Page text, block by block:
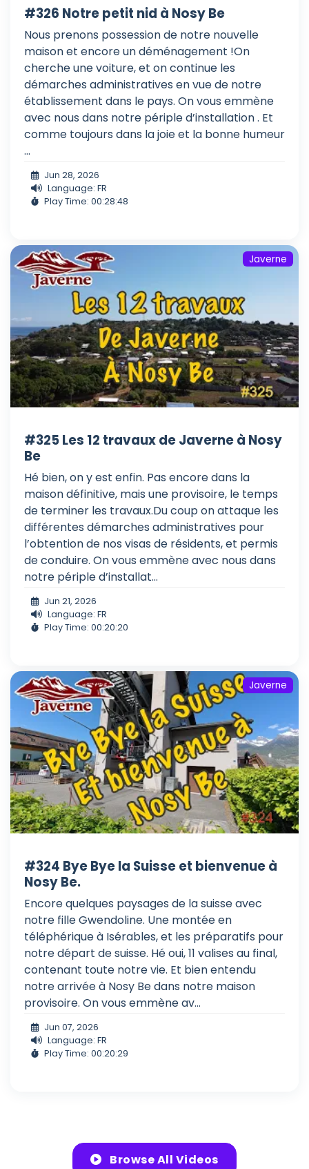
#326 Notre petit nid à Nosy Be
Nous prenons possession de notre nouvelle
maison et encore un déménagement !On
cherche une voiture, et on continue les
démarches administratives en vue de notre
établissement dans le pays. On vous emmène
avec nous dans notre périple d’installation . Et
comme toujours dans la joie et la bonne humeur
...
Jun 28, 2026
Language: FR
Play Time: 00:28:48
Javerne
#325 Les 12 travaux de Javerne à Nosy
Be
Hé bien, on y est enfin. Pas encore dans la
maison définitive, mais une provisoire, le temps
de terminer les travaux.Du coup on attaque les
différentes démarches administratives pour
l’obtention de nos visas de résidents, et permis
de conduire. On vous emmène avec nous dans
notre périple d’installat...
Jun 21, 2026
Language: FR
Play Time: 00:20:20
Javerne
#324 Bye Bye la Suisse et bienvenue à
Nosy Be.
Encore quelques paysages de la suisse avec
notre fille Gwendoline. Une montée en
téléphérique à Isérables, et les préparatifs pour
notre départ de suisse. Hé oui, 11 valises au final,
contenant toute notre vie. Et bien entendu
notre arrivée à Nosy Be dans notre maison
provisoire. On vous emmène av...
Jun 07, 2026
Language: FR
Play Time: 00:20:29
Browse All Videos